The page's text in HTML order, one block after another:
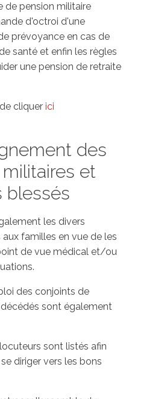
de pension militaire
d'octroi d'une
prévoyance en cas de
santé et enfin les règles
une pension de retraite
cliquer ici
des
et
blessés
les divers
familles en vue de les
de vue médical et/ou
des conjoints de
sont également
sont listés afin
diriger vers les bons